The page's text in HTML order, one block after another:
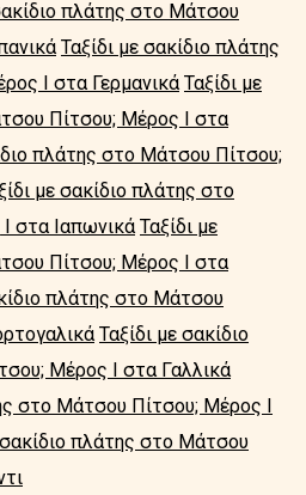
πλάτης στο Μάτσου
Ταξίδι με σακίδιο πλάτης
I στα Γερμανικά Ταξίδι με
Πίτσου; Μέρος I στα
πλάτης στο Μάτσου Πίτσου;
με σακίδιο πλάτης στο
στα Ιαπωνικά Ταξίδι με
Πίτσου; Μέρος I στα
πλάτης στο Μάτσου
Ταξίδι με σακίδιο
Μέρος I στα Γαλλικά
στο Μάτσου Πίτσου; Μέρος I
σακίδιο πλάτης στο Μάτσου